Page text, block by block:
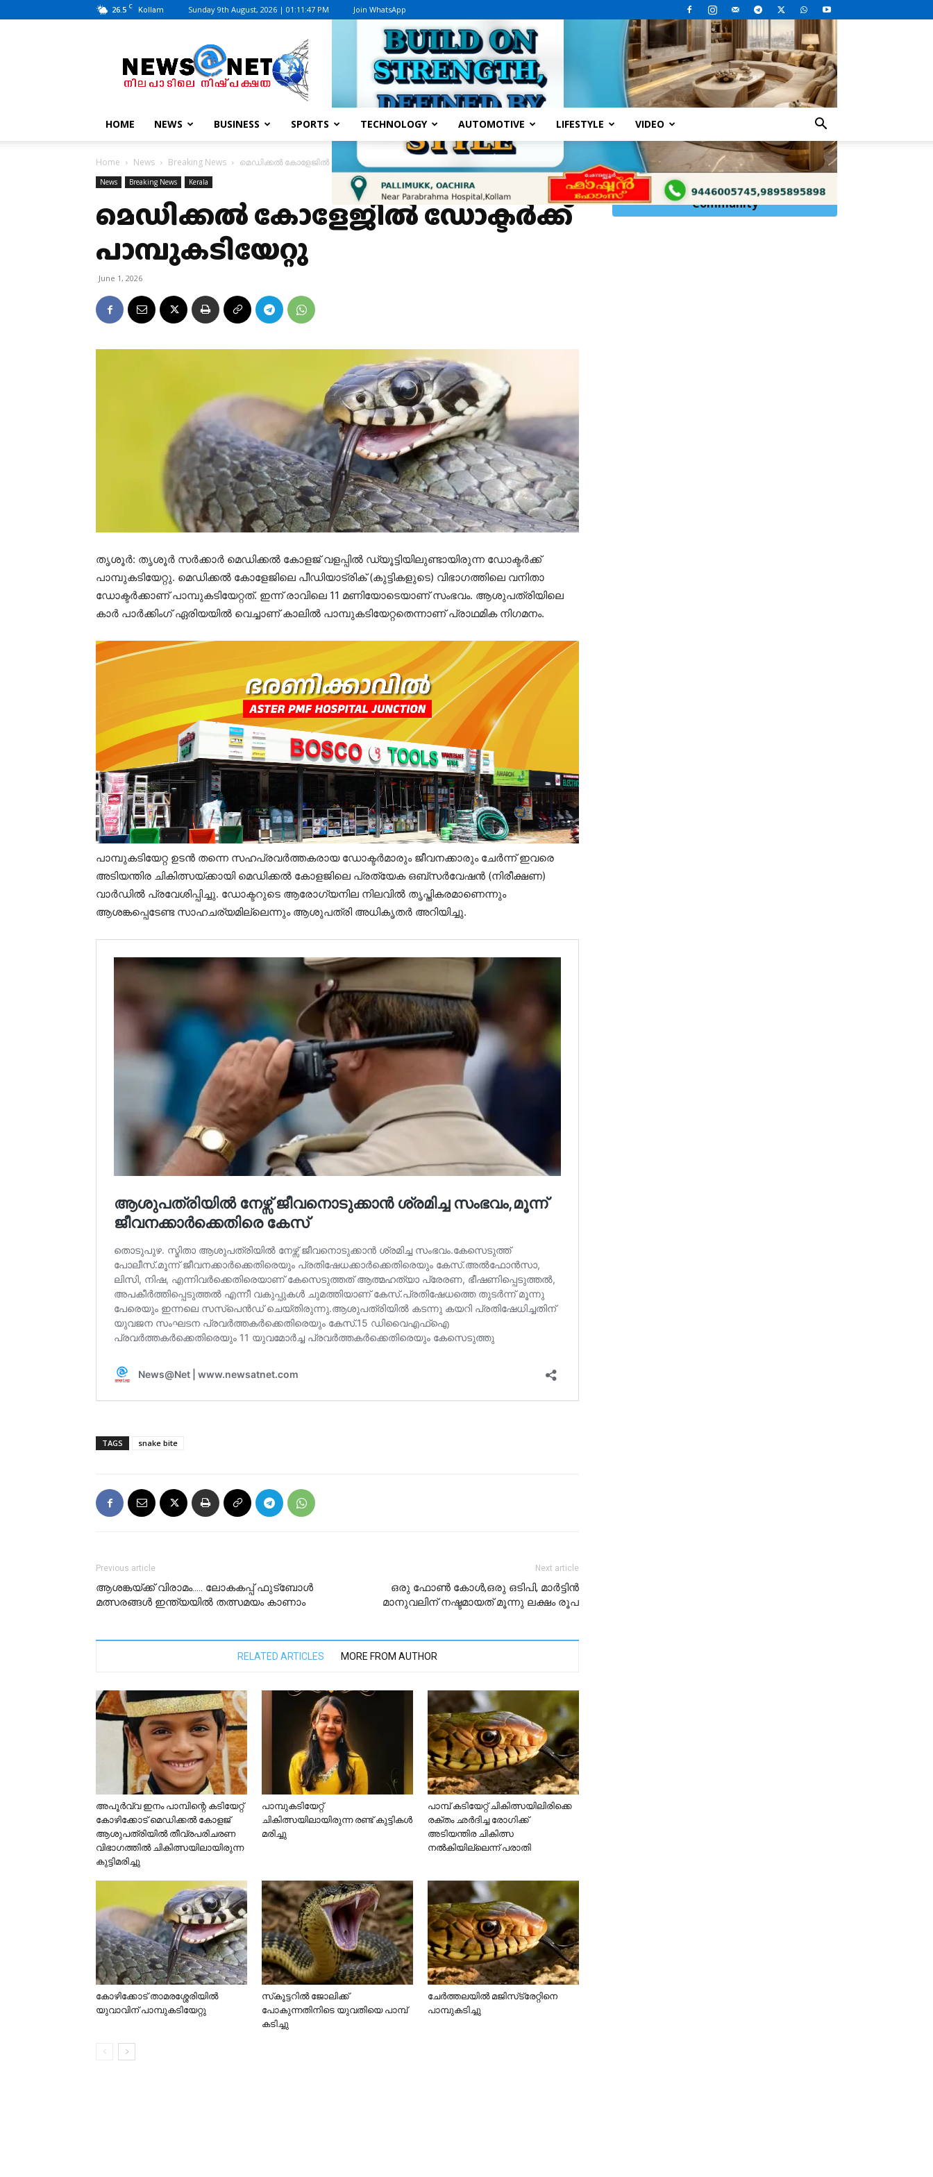
26.5 C Kollam Sunday 9th August, 2026 | 01:11:47 PM Join WhatsApp
News@Net
|
www.newsatnet.com
HOME NEWS BUSINESS SPORTS TECHNOLOGY AUTOMOTIVE LIFESTYLE VIDEO
Home News Breaking News മെഡിക്കൽ കോളേജിൽ ഡോക്ടർക്ക് പാമ്പുകടിയേറ്റു
News Breaking News Kerala
മെഡിക്കൽ കോളേജിൽ ഡോക്ടർക്ക്
പാമ്പുകടിയേറ്റു
June 1, 2026
തൃശൂർ: തൃശൂർ സർക്കാർ മെഡിക്കൽ കോളജ് വളപ്പിൽ ഡ്യൂട്ടിയിലുണ്ടായിരുന്ന ഡോക്ടർക്ക്
പാമ്പുകടിയേറ്റു. മെഡിക്കൽ കോളേജിലെ പീഡിയാട്രിക് (കുട്ടികളുടെ) വിഭാഗത്തിലെ വനിതാ
ഡോക്ടർക്കാണ് പാമ്പുകടിയേറ്റത്. ഇന്ന് രാവിലെ 11 മണിയോടെയാണ് സംഭവം. ആശുപത്രിയിലെ
കാർ പാർക്കിംഗ് ഏരിയയിൽ വെച്ചാണ് കാലിൽ പാമ്പുകടിയേറ്റതെന്നാണ് പ്രാഥമിക നിഗമനം.
പാമ്പുകടിയേറ്റ ഉടൻ തന്നെ സഹപ്രവർത്തകരായ ഡോക്ടർമാരും ജീവനക്കാരും ചേർന്ന് ഇവരെ
അടിയന്തിര ചികിത്സയ്ക്കായി മെഡിക്കൽ കോളജിലെ പ്രത്യേക ഒബ്സർവേഷൻ (നിരീക്ഷണ)
വാർഡിൽ പ്രവേശിപ്പിച്ചു. ഡോക്ടറുടെ ആരോഗ്യനില നിലവിൽ തൃപ്തികരമാണെന്നും
ആശങ്കപ്പെടേണ്ട സാഹചര്യമില്ലെന്നും ആശുപത്രി അധികൃതർ അറിയിച്ചു.
TAGS snake bite
Previous article
ആശങ്കയ്ക്ക് വിരാമം….. ലോകകപ്പ് ഫുട്ബോള്‍
മത്സരങ്ങള്‍ ഇന്ത്യയില്‍ തത്സമയം കാണാം
Next article
ഒരു ഫോണ്‍ കോള്‍,ഒരു ഒടിപി, മാര്‍ട്ടിന്‍
മാനുവലിന് നഷ്ടമായത് മൂന്നു ലക്ഷം രൂപ
RELATED ARTICLES MORE FROM AUTHOR
അപൂര്‍വ്വ ഇനം പാമ്പിന്റെ കടിയേറ്റ്
കോഴിക്കോട് മെഡിക്കല്‍ കോളജ്
ആശുപത്രിയില്‍ തീവ്രപരിചരണ
വിഭാഗത്തില്‍ ചികിത്സയിലായിരുന്ന
കുട്ടിമരിച്ചു
പാമ്പുകടിയേറ്റ്
ചികിത്സയിലായിരുന്ന രണ്ട് കുട്ടികള്‍
മരിച്ചു
പാമ്പ് കടിയേറ്റ് ചികിത്സയിലിരിക്കെ
രക്തം ഛർദിച്ച രോഗിക്ക്
അടിയന്തിര ചികിത്സ
നൽകിയില്ലെന്ന് പരാതി
കോഴിക്കോട് താമരശ്ശേരിയിൽ
യുവാവിന് പാമ്പുകടിയേറ്റു
സ്‌കൂട്ടറില്‍ ജോലിക്ക്
പോകുന്നതിനിടെ യുവതിയെ പാമ്പ്
കടിച്ചു
ചേര്‍ത്തലയില്‍ മജിസ്‌ട്രേറ്റിനെ
പാമ്പുകടിച്ചു
Click Here toJoinWhatsApp
Community